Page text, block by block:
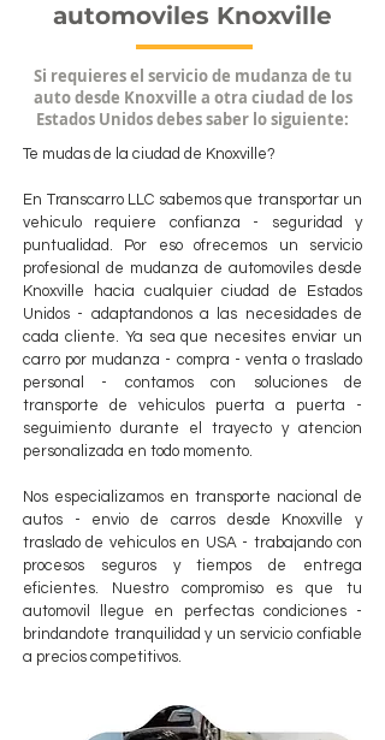
automoviles Knoxville
Si requieres el servicio de mudanza de tu
auto desde Knoxville a otra ciudad de los
Estados Unidos debes saber lo siguiente:
Te mudas de la ciudad de Knoxville?
En Transcarro LLC sabemos que transportar un
vehiculo requiere confianza - seguridad y
puntualidad. Por eso ofrecemos un servicio
profesional de mudanza de automoviles desde
Knoxville hacia cualquier ciudad de Estados
Unidos - adaptandonos a las necesidades de
cada cliente. Ya sea que necesites enviar un
carro por mudanza - compra - venta o traslado
personal - contamos con soluciones de
transporte de vehiculos puerta a puerta -
seguimiento durante el trayecto y atencion
personalizada en todo momento.
Nos especializamos en transporte nacional de
autos - envio de carros desde Knoxville y
traslado de vehiculos en USA - trabajando con
procesos seguros y tiempos de entrega
eficientes. Nuestro compromiso es que tu
automovil llegue en perfectas condiciones -
brindandote tranquilidad y un servicio confiable
a precios competitivos.